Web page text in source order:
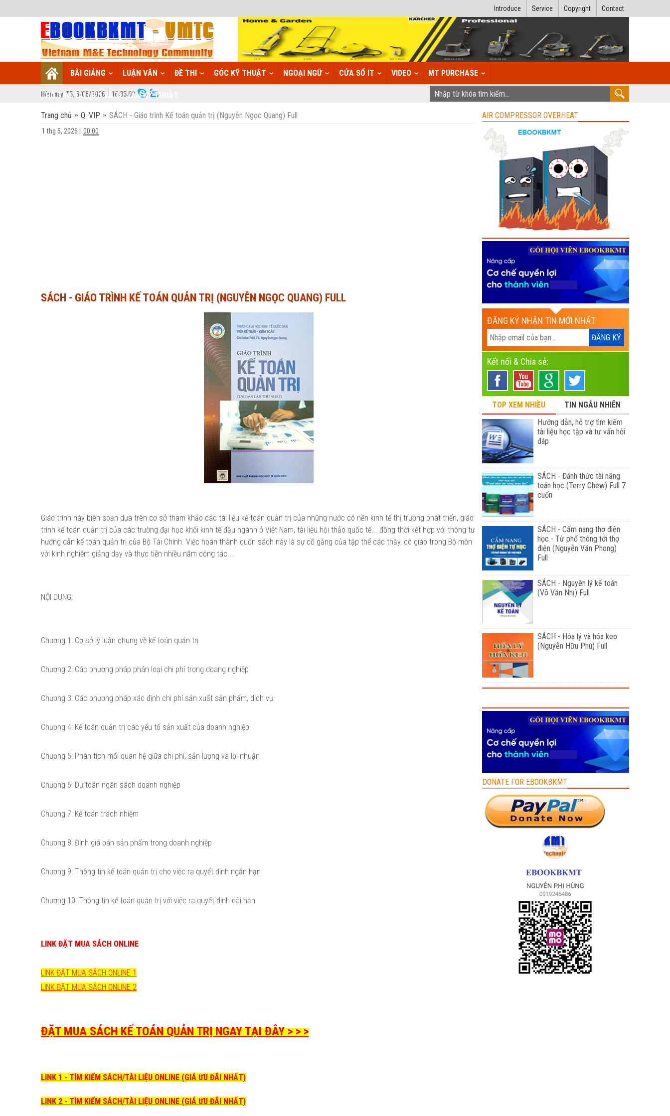
Contact
Copyright
Service
Introduce
BÀI GIẢNG LUẬN VĂN ĐỀ THI GÓC KỸ THUẬT NGOẠI NGỮ CỬA SỔ IT VIDEO MT PURCHASE
HỖ TRỢ TÀI LIỆU VÀ TƯ VẤN KỸ THUẬT
Hôm nay: T5, 6/08/2026 16:35:04
Trang chủ Q. VIP SÁCH - Giáo trình Kế toán quản trị (Nguyễn Ngọc Quang) Full
1 thg 5, 2026 00:00
SÁCH - GIÁO TRÌNH KẾ TOÁN QUẢN TRỊ (NGUYỄN NGỌC QUANG) FULL
Giáo trình này biên soạn dựa trên cơ sở tham khảo các tài liệu kế toán quản trị của những nước có nền kinh tế thị trường phát triển, giáo
trình kế toán quản trị của các trường đại học khối kinh tế đầu ngành ở Việt Nam, tài liệu hội thảo quốc tế... đồng thời kết hợp với thông tư
hướng dẫn kế toán quản trị của Bộ Tài Chính. Việc hoàn thành cuốn sách này là sự cố gắng của tập thể các thầy, cô giáo trong Bộ môn
với kinh nghiệm giảng dạy và thực tiễn nhiều năm công tác....
NỘI DUNG:
Chương 1: Cơ sở lý luận chung về kế toán quản trị
Chương 2: Các phương pháp phân loại chi phí trong doang nghiệp
Chương 3: Các phương pháp xác định chi phí sản xuất sản phẩm, dịch vụ
Chương 4: Kế toán quản trị các yếu tố sản xuất của doanh nghiệp
Chương 5: Phân tích mối quan hệ giữa chi phí, sản lượng và lợi nhuận
Chương 6: Dự toán ngân sách doanh nghiệp
Chương 7: Kế toán trách nhiệm
Chương 8: Định giá bán sản phẩm trong doanh nghiệp
Chương 9: Thông tin kế toán quản trị cho việc ra quyết định ngắn hạn
Chương 10: Thông tin kế toán quản trị với việc ra quyết định dài hạn
LINK ĐẶT MUA SÁCH ONLINE
LINK ĐẶT MUA SÁCH ONLINE 1
LINK ĐẶT MUA SÁCH ONLINE 2
ĐẶT MUA SÁCH KẾ TOÁN QUẢN TRỊ NGAY TẠI ĐÂY > > >
LINK 1 - TÌM KIẾM SÁCH/TÀI LIỆU ONLINE (GIÁ ƯU ĐÃI NHẤT)
LINK 2 - TÌM KIẾM SÁCH/TÀI LIỆU ONLINE (GIÁ ƯU ĐÃI NHẤT)
AIR COMPRESSOR OVERHEAT
ĐĂNG KÝ NHẬN TIN MỚI NHẤT
Kết nối & Chia sẻ:
TOP XEM NHIỀU
TIN NGẪU NHIÊN
Hướng dẫn, hỗ trợ tìm kiếm
tài liệu học tập và tư vấn hỏi
đáp
SÁCH - Đánh thức tài năng
toán học (Terry Chew) Full 7
cuốn
SÁCH - Cẩm nang thợ điện
học - Từ phổ thông tới thợ
điện (Nguyễn Văn Phong)
Full
SÁCH - Nguyên lý kế toán
(Võ Văn Nhị) Full
SÁCH - Hóa lý và hóa keo
(Nguyễn Hữu Phú) Full
DONATE FOR EBOOKBKMT